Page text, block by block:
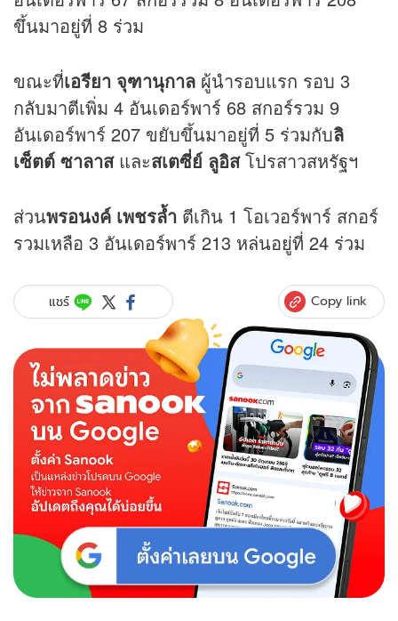
ขึ้นมาอยู่ที่ 8 ร่วม
ขณะที่เอรียา จุฑานุกาล ผู้นำรอบแรก รอบ 3
กลับมาตีเพิ่ม 4 อันเดอร์พาร์ 68 สกอร์รวม 9
อันเดอร์พาร์ 207 ขยับขึ้นมาอยู่ที่ 5 ร่วมกับลิ
เซ็ตต์ ซาลาสและสเตซี่ย์ ลูอิสโปรสาวสหรัฐฯ
ส่วนพรอนงค์ เพชรล้ำ ตีเกิน 1 โอเวอร์พาร์ สกอร์
รวมเหลือ 3 อันเดอร์พาร์ 213 หล่นอยู่ที่ 24 ร่วม
แชร์ Copy link